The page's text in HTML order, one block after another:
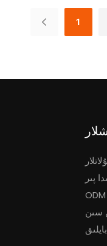
1
پىر
سىن
بايلىق